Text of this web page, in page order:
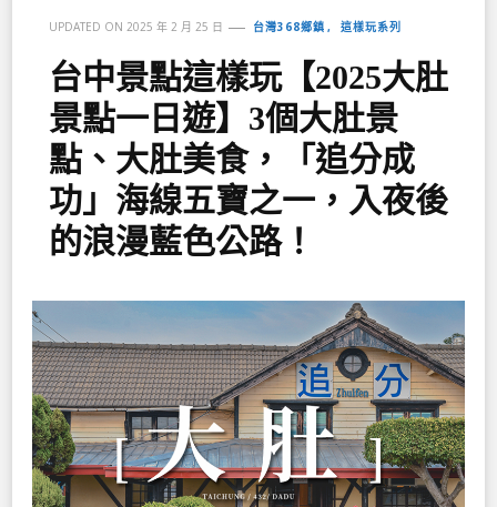
UPDATED ON 2025 年 2 月 25 日 台灣368鄉鎮 這樣玩系列
台中景點這樣玩【2025大肚
景點一日遊】3個大肚景
點、大肚美食，「追分成
功」海線五寶之一，入夜後
的浪漫藍色公路！